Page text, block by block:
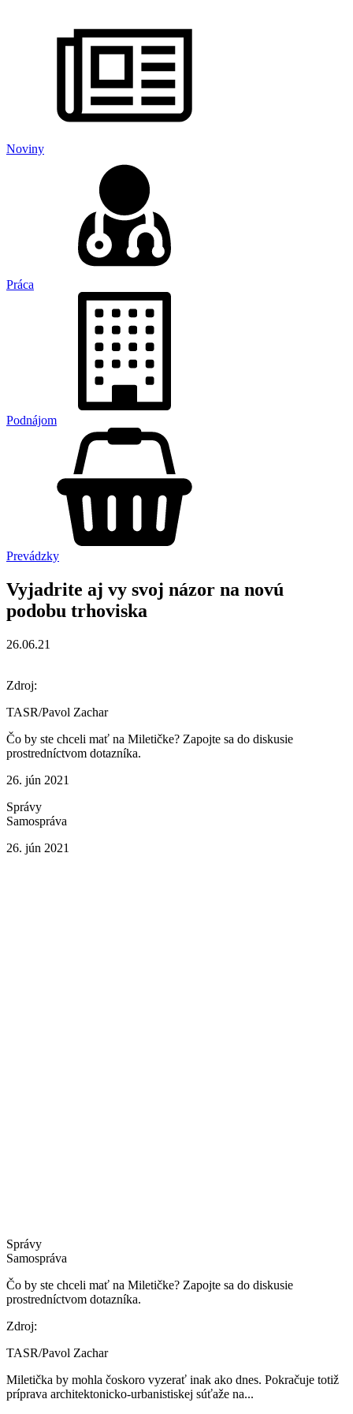
Noviny
Práca
Podnájom
Prevádzky
Vyjadrite aj vy svoj názor na novú
podobu trhoviska
26.06.21
Zdroj:
TASR/Pavol Zachar
Čo by ste chceli mať na Miletičke? Zapojte sa do diskusie
prostredníctvom dotazníka.
26. jún 2021
Správy
Samospráva
26. jún 2021
Správy
Samospráva
Čo by ste chceli mať na Miletičke? Zapojte sa do diskusie
prostredníctvom dotazníka.
Zdroj:
TASR/Pavol Zachar
Miletička by mohla čoskoro vyzerať inak ako dnes. Pokračuje totiž
príprava architektonicko-urbanistiskej súťaže na...